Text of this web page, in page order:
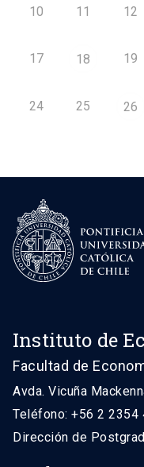
10 11 12
17 18 19
24 25 26
Instituto de
Facultad de
Avda. Vicuña
Teléfono: +56 2 2354
Dirección de